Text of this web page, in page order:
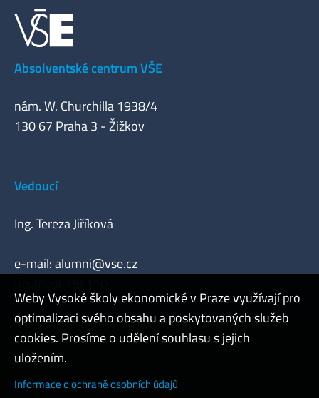
Absolventské centrum VŠE
nám. W. Churchilla 1938/4
130 67 Praha 3 - Žižkov
Vedoucí
Ing. Tereza Jiříková
e-mail:alumni@vse.cz
Admin
Cookies a ochrana osobních údajů
Weby Vysoké školy ekonomické v Praze využívají pro
optimalizaci svého obsahu a poskytovaných služeb
cookies. Prosíme o udělení souhlasu s jejich
uložením.
Informace o ochraně osobních údajů